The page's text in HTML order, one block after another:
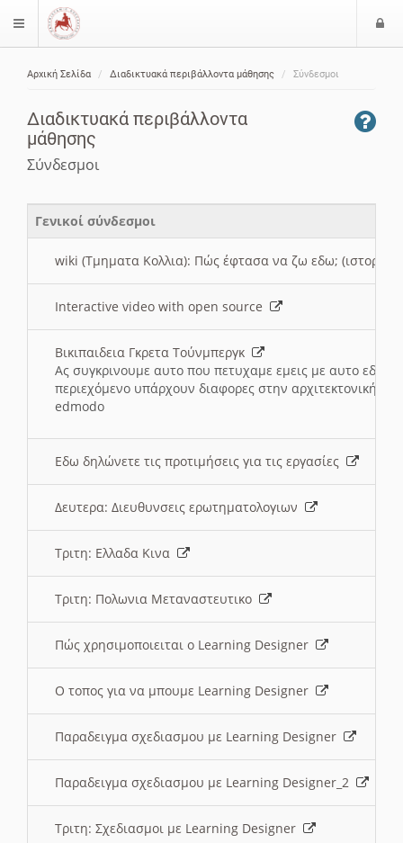
$langMenu
Αρχική Σελίδα Διαδικτυακά περιβάλλοντα μάθησης Σύνδεσμοι
Διαδικτυακά περιβάλλοντα
μάθησης
Σύνδεσμοι
Γενικοί σύνδεσμοι
wiki (Τμηματα Κολλια): Πώς έφτασα να ζω εδω; (ιστορια)
Interactive video with open source
Βικιπαιδεια Γκρετα Τούνμπεργκ
Ας συγκρινουμε αυτο που πετυχαμε εμεις με αυτο εδω
περιεχόμενο υπάρχουν διαφορες στην αρχιτεκτονική
edmodo
Εδω δηλώνετε τις προτιμήσεις για τις εργασίες
Δευτερα: Διευθυνσεις ερωτηματολογιων
Τριτη: Ελλαδα Κινα
Τριτη: Πολωνια Μεταναστευτικο
Πώς χρησιμοποιειται ο Learning Designer
O τοπος για να μπουμε Learning Designer
Παραδειγμα σχεδιασμου με Learning Designer
Παραδειγμα σχεδιασμου με Learning Designer_2
Τριτη: Σχεδιασμοι με Learning Designer